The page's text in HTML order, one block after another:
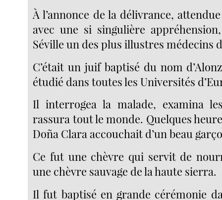
À l’annonce de la délivrance,
avec une si singulière
Séville un des plus illustres médecins
C’était un juif baptisé du nom
étudié dans toutes les Universités
Il interrogea la malade, examina
rassura tout le monde. Quelques
Doña Clara accouchait d’un beau
Ce fut une chèvre qui servit de
une chèvre sauvage de la haute sierra.
Il fut baptisé en grande cérémonie